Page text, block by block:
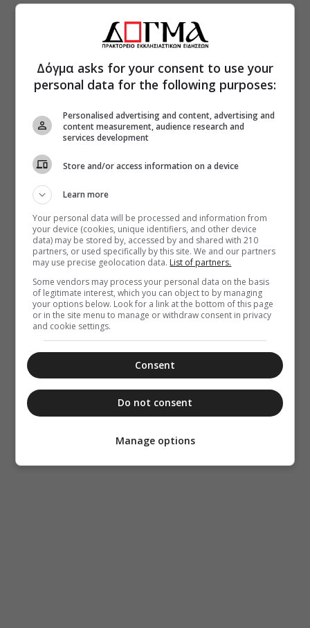
Δόγμα asks for your consent to use your
personal data for the following purposes:
Personalised advertising and content, advertising and
content measurement, audience research and
services development
Store and/or access information on a device
Learn more
Your personal data will be processed and information from
your device (cookies, unique identifiers, and other device
data) may be stored by, accessed by and shared with 210
partners, or used specifically by this site. We and our partners
may use precise geolocation data. List of partners.
Some vendors may process your personal data on the basis
of legitimate interest, which you can object to by managing
your options below. Look for a link at the bottom of this page
or in the site menu to manage or withdraw consent in privacy
and cookie settings.
Consent
Do not consent
Manage options